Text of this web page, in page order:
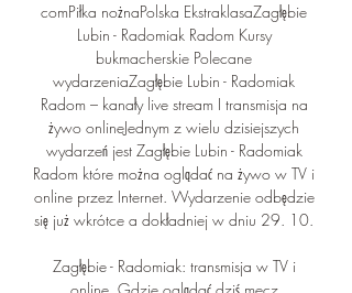
comPiłka nożnaPolska EkstraklasaZagłębie
Lubin - Radomiak Radom Kursy
bukmacherskie Polecane
wydarzeniaZagłębie Lubin - Radomiak
Radom – kanały live stream I transmisja na
żywo onlineJednym z wielu dzisiejszych
wydarzeń jest Zagłębie Lubin - Radomiak
Radom które można oglądać na żywo w TV i
online przez Internet. Wydarzenie odbędzie
się już wkrótce a dokładniej w dniu 29. 10.
Zagłębie - Radomiak: transmisja w TV i